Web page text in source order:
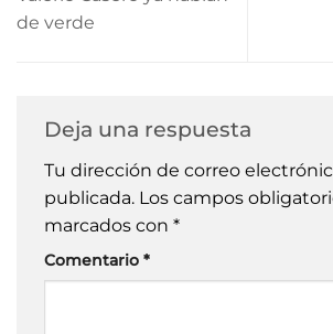
de verde
Deja una respuesta
Tu dirección de correo
publicada. Los campos
marcados con *
Comentario *